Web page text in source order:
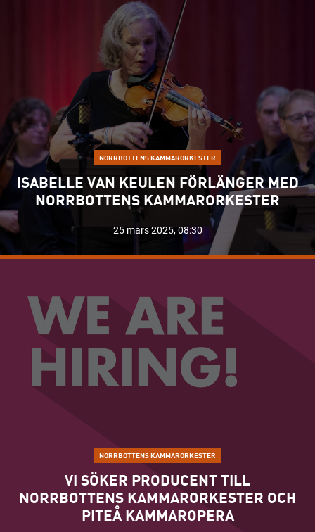
NORRBOTTENS KAMMARORKESTER
ISABELLE VAN KEULEN FÖRLÄNGER MED
NORRBOTTENS KAMMARORKESTER
25 mars 2025, 08:30
NORRBOTTENS KAMMARORKESTER
VI SÖKER PRODUCENT TILL
NORRBOTTENS KAMMARORKESTER OCH
PITEÅ KAMMAROPERA